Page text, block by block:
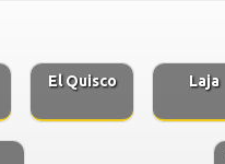
El Quisco Laja